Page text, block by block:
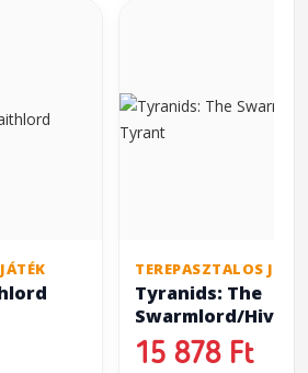
TEREPASZTALOS
Tyranids: The
Swarmlord/Hive
15 878 Ft